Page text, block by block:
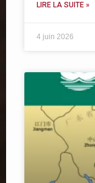
LIRE LA SUITE »
4 juin 2026